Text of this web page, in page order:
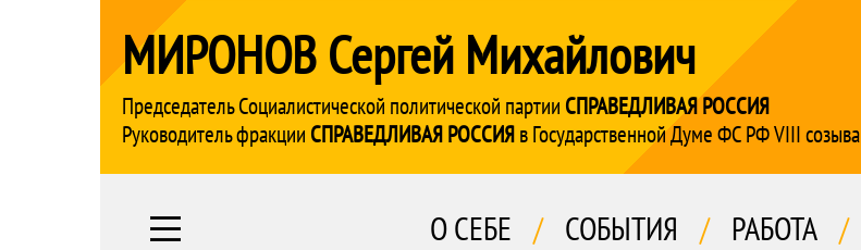
МИРОНОВ Сергей Михайлович
Председатель Социалистической политической партии СПРАВЕДЛИВАЯ РОССИЯ
Руководитель фракции СПРАВЕДЛИВАЯ РОССИЯв Государственной Думе ФС РФ VIII созыва
О СЕБЕ / СОБЫТИЯ / РАБОТА /